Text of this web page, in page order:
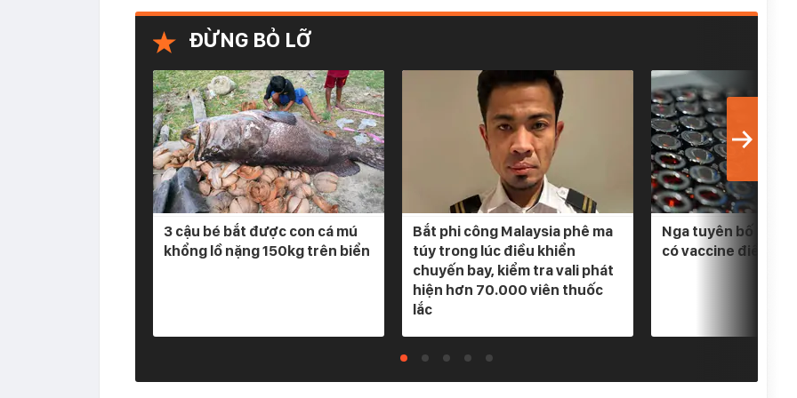
ĐỪNG BỎ LỠ
3 cậu bé bắt được con cá mú
khổng lồ nặng 150kg trên biển
Bắt phi công Malaysia phê ma
túy trong lúc điều khiển
chuyến bay, kiểm tra vali phát
hiện hơn 70.000 viên thuốc
lắc
Nga tuyên bố 3 loại
có vaccine điều trị